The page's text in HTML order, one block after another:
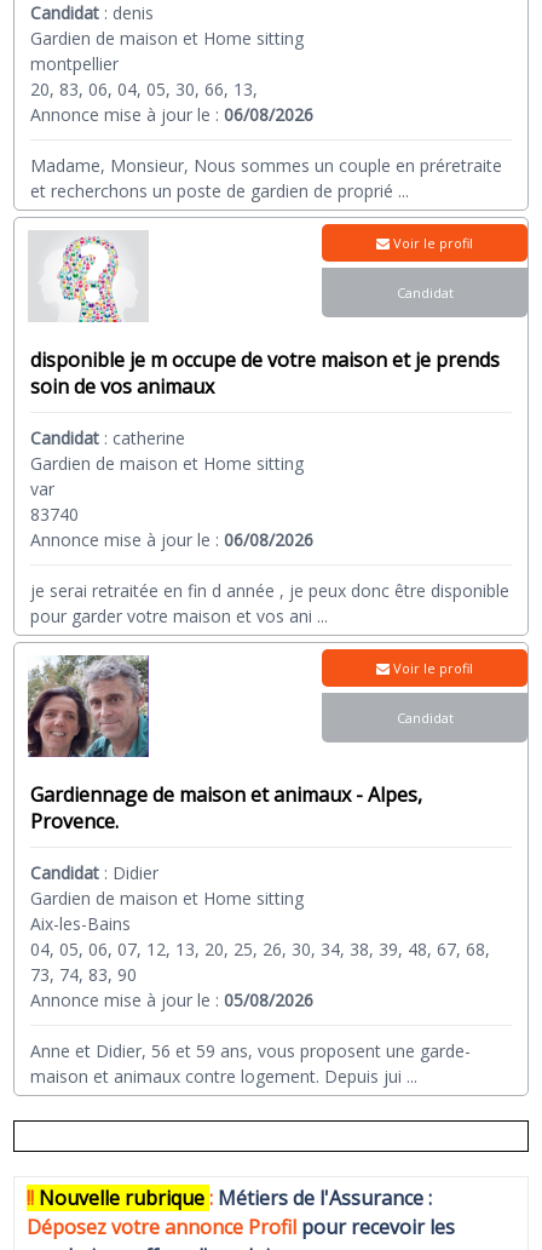
Candidat : denis
Gardien de maison et Home sitting
montpellier
20, 83, 06, 04, 05, 30, 66, 13,
Annonce mise à jour le :06/08/2026
Madame, Monsieur, Nous sommes un couple en préretraite
et recherchons un poste de gardien de proprié ...
disponible je m occupe de votre maison et je prends
soin de vos animaux
Candidat : catherine
Gardien de maison et Home sitting
var
83740
Annonce mise à jour le :06/08/2026
je serai retraitée en fin d année , je peux donc être disponible
pour garder votre maison et vos ani ...
Voir le profil
Candidat
Gardiennage de maison et animaux - Alpes,
Provence.
Candidat : Didier
Gardien de maison et Home sitting
Aix-les-Bains
04, 05, 06, 07, 12, 13, 20, 25, 26, 30, 34, 38, 39, 48, 67, 68,
73, 74, 83, 90
Annonce mise à jour le :05/08/2026
Anne et Didier, 56 et 59 ans, vous proposent une garde-
maison et animaux contre logement. Depuis jui ...
Voir le profil
Candidat
!! Nouvelle rubrique: Métiers de l'Assurance :
Déposez votre annonce Profil pour recevoir les